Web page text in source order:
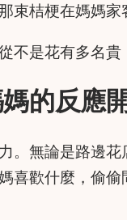
束桔梗在媽媽
不是花有多名貴
的反應
。無論是路邊
喜歡什麼，偷